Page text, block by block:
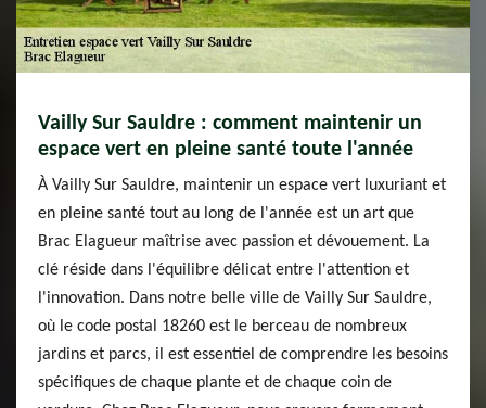
Vailly Sur Sauldre : comment maintenir un
espace vert en pleine santé toute l'année
À Vailly Sur Sauldre, maintenir un espace vert luxuriant et
en pleine santé tout au long de l'année est un art que
Brac Elagueur maîtrise avec passion et dévouement. La
clé réside dans l'équilibre délicat entre l'attention et
l'innovation. Dans notre belle ville de Vailly Sur Sauldre,
où le code postal 18260 est le berceau de nombreux
jardins et parcs, il est essentiel de comprendre les besoins
spécifiques de chaque plante et de chaque coin de